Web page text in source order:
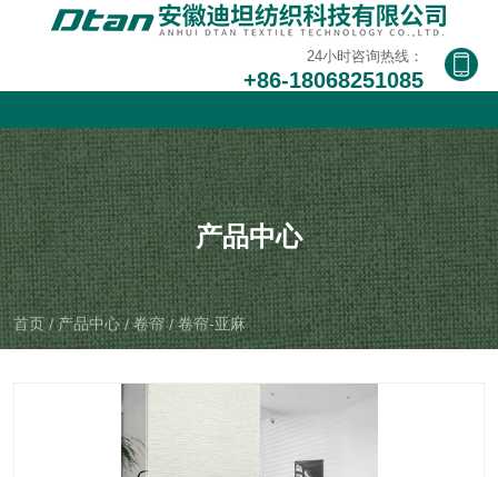
询热线：
1806825
1085
线：
+86-
085
24小时咨询热线：
+86-18068251085
产品中心
首页 /产品中心 /卷帘 /卷帘-亚麻